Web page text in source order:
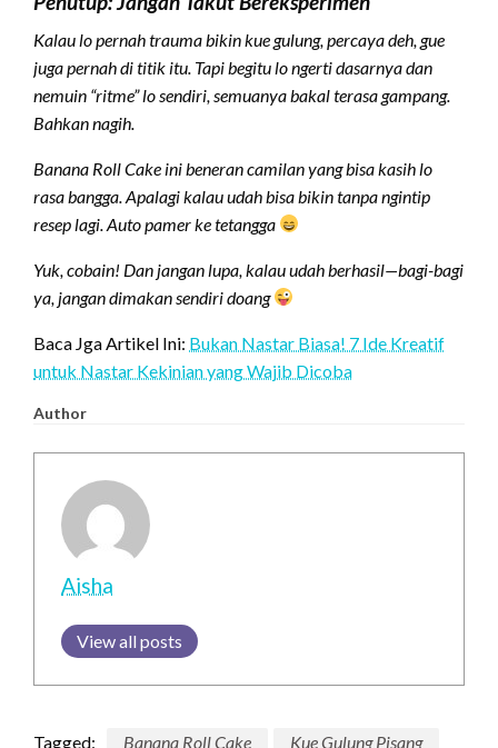
Kalau lo pernah trauma bikin kue gulung, percaya deh, gue
juga pernah di titik itu. Tapi begitu lo ngerti dasarnya dan
nemuin “ritme” lo sendiri, semuanya bakal terasa gampang.
Bahkan nagih.
Banana Roll Cake ini beneran camilan yang bisa kasih lo
rasa bangga. Apalagi kalau udah bisa bikin tanpa ngintip
resep lagi. Auto pamer ke tetangga
Yuk, cobain! Dan jangan lupa, kalau udah berhasil—bagi-bagi
ya, jangan dimakan sendiri doang
Baca Jga Artikel Ini: Bukan Nastar Biasa! 7 Ide Kreatif
untuk Nastar Kekinian yang Wajib Dicoba
Author
Aisha
View all posts
Tagged: Banana Roll Cake Kue Gulung Pisang